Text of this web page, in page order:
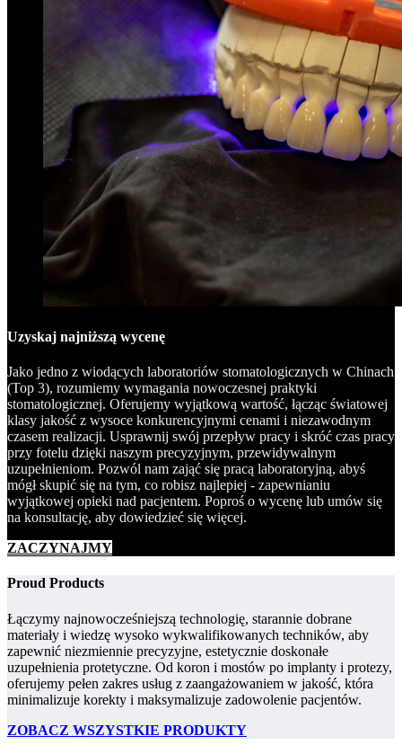
Uzyskaj najniższą wycenę
Jako jedno z wiodących laboratoriów stomatologicznych w Chinach
(Top 3), rozumiemy wymagania nowoczesnej praktyki
stomatologicznej. Oferujemy wyjątkową wartość, łącząc światowej
klasy jakość z wysoce konkurencyjnymi cenami i niezawodnym
czasem realizacji. Usprawnij swój przepływ pracy i skróć czas pracy
przy fotelu dzięki naszym precyzyjnym, przewidywalnym
uzupełnieniom. Pozwól nam zająć się pracą laboratoryjną, abyś
mógł skupić się na tym, co robisz najlepiej - zapewnianiu
wyjątkowej opieki nad pacjentem. Poproś o wycenę lub umów się
na konsultację, aby dowiedzieć się więcej.
ZACZYNAJMY
Proud Products
Łączymy najnowocześniejszą technologię, starannie dobrane
materiały i wiedzę wysoko wykwalifikowanych techników, aby
zapewnić niezmiennie precyzyjne, estetycznie doskonałe
uzupełnienia protetyczne. Od koron i mostów po implanty i protezy,
oferujemy pełen zakres usług z zaangażowaniem w jakość, która
minimalizuje korekty i maksymalizuje zadowolenie pacjentów.
ZOBACZ WSZYSTKIE PRODUKTY